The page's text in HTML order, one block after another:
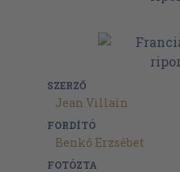
SZERZŐ
Jean Villain
FORDÍTÓ
Benkő Erzsébet
FOTÓZTA